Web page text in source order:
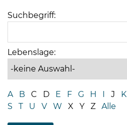
04192-
zentrale@badbramstedt.de
Mo,
Fr
08
Suchbegriff:
Lebenslage:
A B C D E F G H I J K
S
T U V W X Y Z Alle